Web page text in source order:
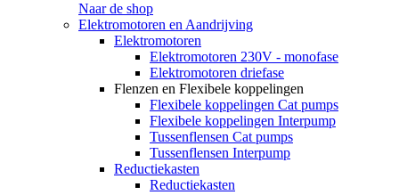
Naar de shop
Elektromotoren en Aandrijving
Elektromotoren
Elektromotoren 230V - monofase
Elektromotoren driefase
Flenzen en Flexibele koppelingen
Flexibele koppelingen Cat pumps
Flexibele koppelingen Interpump
Tussenflensen Cat pumps
Tussenflensen Interpump
Reductiekasten
Reductiekasten